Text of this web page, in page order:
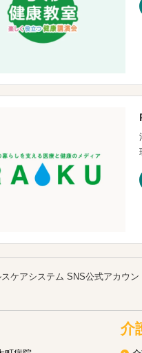
ケアシステム SNS公式アカウン
介